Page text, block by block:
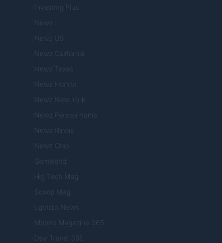
Investing Plus
Newz
Newz US
Newz California
Newz Texas
Newz Florida
Newz New York
Newz Pennsylvania
Newz Illinois
Newz Ohio
Gameland
Hig Tech Mag
Scoop Mag
Lgbtqia News
Motors Magazine 365
Day Travel 365